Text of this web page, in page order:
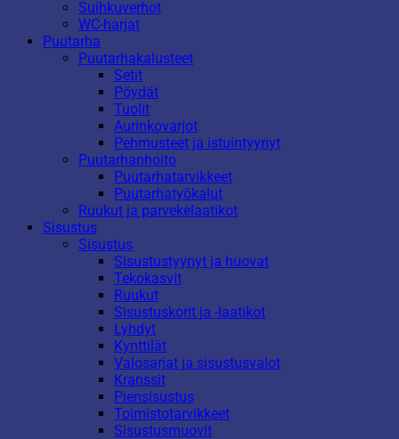
Suihkuverhot
WC-harjat
Puutarha
Puutarhakalusteet
Setit
Pöydät
Tuolit
Aurinkovarjot
Pehmusteet ja istuintyynyt
Puutarhanhoito
Puutarhatarvikkeet
Puutarhatyökalut
Ruukut ja parvekelaatikot
Sisustus
Sisustus
Sisustustyynyt ja huovat
Tekokasvit
Ruukut
Sisustuskorit ja -laatikot
Lyhdyt
Kynttilät
Valosarjat ja sisustusvalot
Kranssit
Piensisustus
Toimistotarvikkeet
Sisustusmuovit